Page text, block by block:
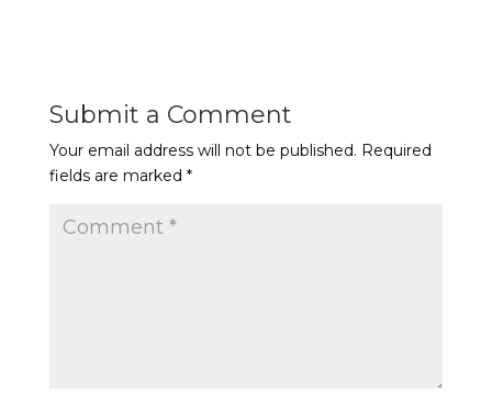
Submit a Comment
Your email address will not be published. Required
fields are marked *